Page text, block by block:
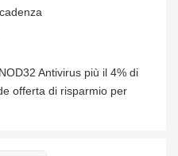
Antivirus più il 4% di
offerta di risparmio per